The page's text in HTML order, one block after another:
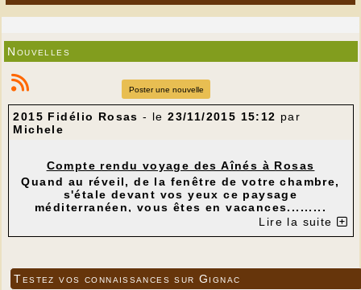
Nouvelles
Poster une nouvelle
2015 Fidélio Rosas - le23/11/2015 15:12 par
Michele
Compte rendu voyage des Aînés à Rosas
Quand au réveil, de la fenêtre de votre chambre,
s'étale devant vos yeux ce paysage
méditerranéen, vous êtes en vacances.........
Lire la suite
Testez vos connaissances sur Gignac